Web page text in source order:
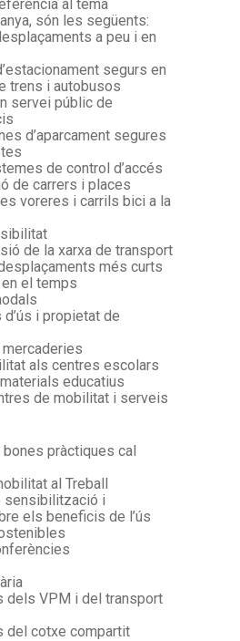
al tema
són les següents:
a peu i en
segurs en
trens i autobusos
servei públic de
d’aparcament segures
de control d’accés
de carrers i places
voreres i carrils bici a la
de la xarxa de transport
més curts
el temps
i propietat de
als centres escolars
educatius
de mobilitat i serveis
pràctiques cal
al Treball
sensibilització i
els beneficis de l’ús
dels VPM i del transport
del cotxe compartit